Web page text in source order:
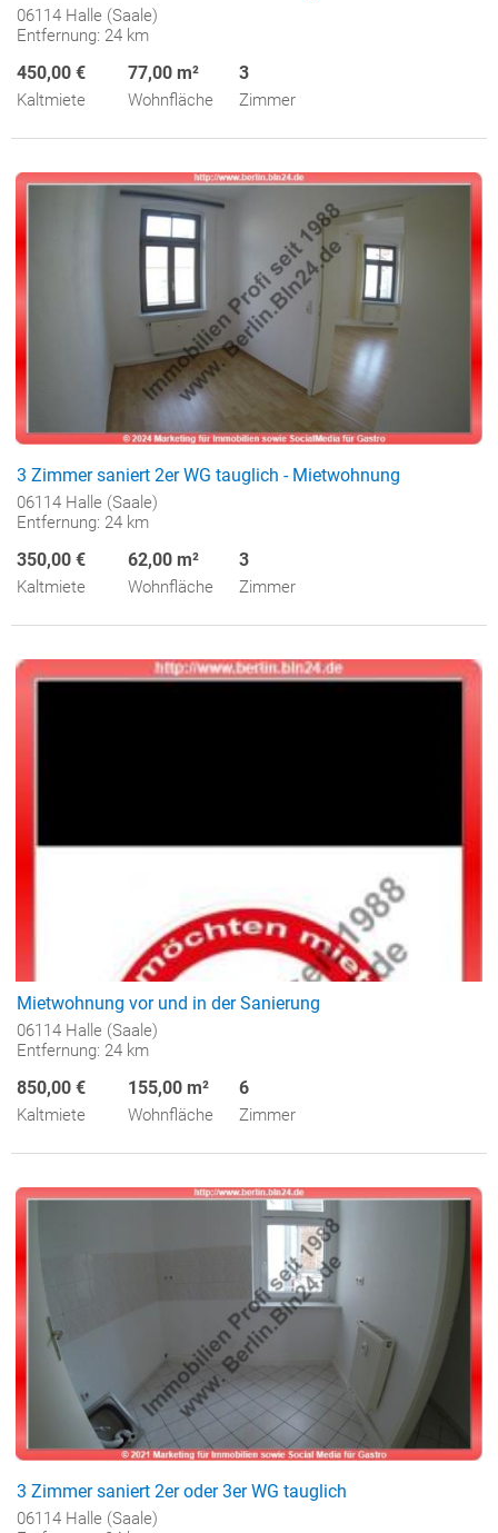
06114 Halle (Saale)
Entfernung: 24 km
450,00 €
Kaltmiete
77,00 m²
Wohnfläche
3
Zimmer
3 Zimmer saniert 2er WG tauglich - Mietwohnung
06114 Halle (Saale)
Entfernung: 24 km
350,00 €
Kaltmiete
62,00 m²
Wohnfläche
3
Zimmer
Mietwohnung vor und in der Sanierung
06114 Halle (Saale)
Entfernung: 24 km
850,00 €
Kaltmiete
155,00 m²
Wohnfläche
6
Zimmer
3 Zimmer saniert 2er oder 3er WG tauglich
06114 Halle (Saale)